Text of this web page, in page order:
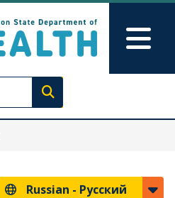
Execute search
Russian - Русский